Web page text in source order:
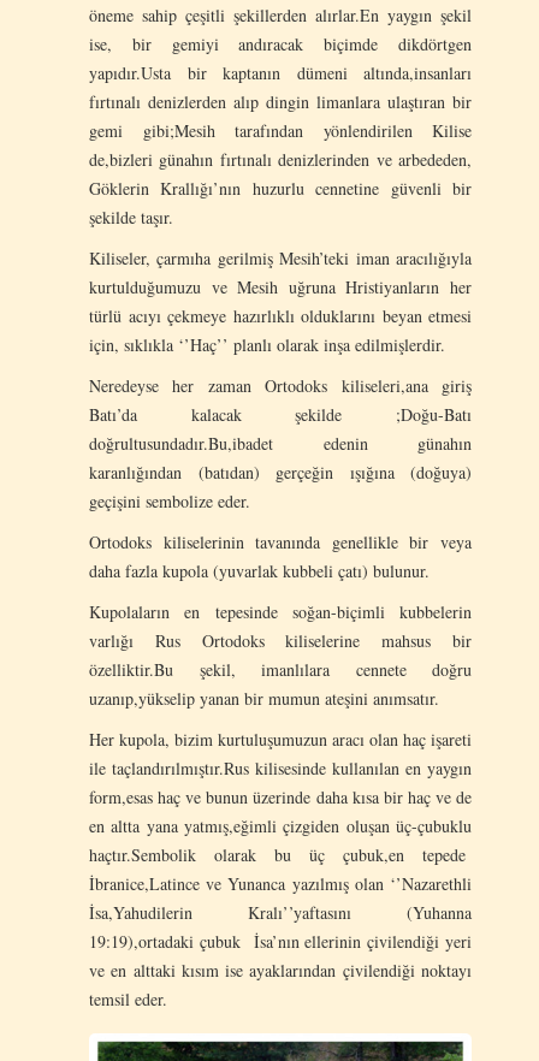
öneme sahip çeşitli şekillerden alırlar.En yaygın şekil
ise, bir gemiyi andıracak biçimde dikdörtgen
yapıdır.Usta bir kaptanın dümeni altında,insanları
fırtınalı denizlerden alıp dingin limanlara ulaştıran bir
gemi gibi;Mesih tarafından yönlendirilen Kilise
de,bizleri günahın fırtınalı denizlerinden ve arbededen,
Göklerin Krallığı’nın huzurlu cennetine güvenli bir
şekilde taşır.
Kiliseler, çarmıha gerilmiş Mesih’teki iman aracılığıyla
kurtulduğumuzu ve Mesih uğruna Hristiyanların her
türlü acıyı çekmeye hazırlıklı olduklarını beyan etmesi
için, sıklıkla ‘’Haç’’ planlı olarak inşa edilmişlerdir.
Neredeyse her zaman Ortodoks kiliseleri,ana giriş
Batı’da kalacak şekilde ;Doğu-Batı
doğrultusundadır.Bu,ibadet edenin günahın
karanlığından (batıdan) gerçeğin ışığına (doğuya)
geçişini sembolize eder.
Ortodoks kiliselerinin tavanında genellikle bir veya
daha fazla kupola (yuvarlak kubbeli çatı) bulunur.
Kupolaların en tepesinde soğan-biçimli kubbelerin
varlığı Rus Ortodoks kiliselerine mahsus bir
özelliktir.Bu şekil, imanlılara cennete doğru
uzanıp,yükselip yanan bir mumun ateşini anımsatır.
Her kupola, bizim kurtuluşumuzun aracı olan haç işareti
ile taçlandırılmıştır.Rus kilisesinde kullanılan en yaygın
form,esas haç ve bunun üzerinde daha kısa bir haç ve de
en altta yana yatmış,eğimli çizgiden oluşan üç-çubuklu
haçtır.Sembolik olarak bu üç çubuk,en tepede
İbranice,Latince ve Yunanca yazılmış olan ‘’Nazarethli
İsa,Yahudilerin Kralı’’yaftasını (Yuhanna
19:19),ortadaki çubuk İsa’nın ellerinin çivilendiği yeri
ve en alttaki kısım ise ayaklarından çivilendiği noktayı
temsil eder.